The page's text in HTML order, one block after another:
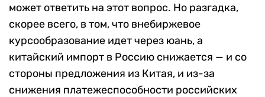
может ответить на этот вопрос. Но разгадка,
скорее всего, в том, что внебиржевое
курсообразование идет через юань, а
китайский импорт в Россию снижается — и со
стороны предложения из Китая, и из-за
снижения платежеспособности российских